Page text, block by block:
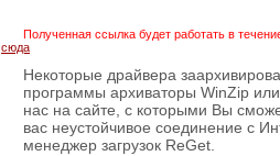
Полученная ссылка будет работать в
сюда
Некоторые драйвера
программы архиваторы WinZip
нас на сайте, с которыми Вы
вас неустойчивое соединение с
менеджер загрузок ReGet.